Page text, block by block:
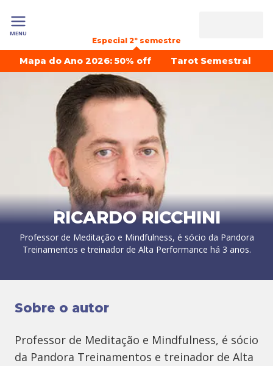
MENU
Especial 2º semestre
Mapa do Ano 2026: 50% off Tarot Semestral
RICARDO RICCHINI
Professor de Meditação e Mindfulness, é sócio da Pandora
Treinamentos e treinador de Alta Performance há 3 anos.
Sobre o autor
Professor de Meditação e Mindfulness, é sócio
da Pandora Treinamentos e treinador de Alta